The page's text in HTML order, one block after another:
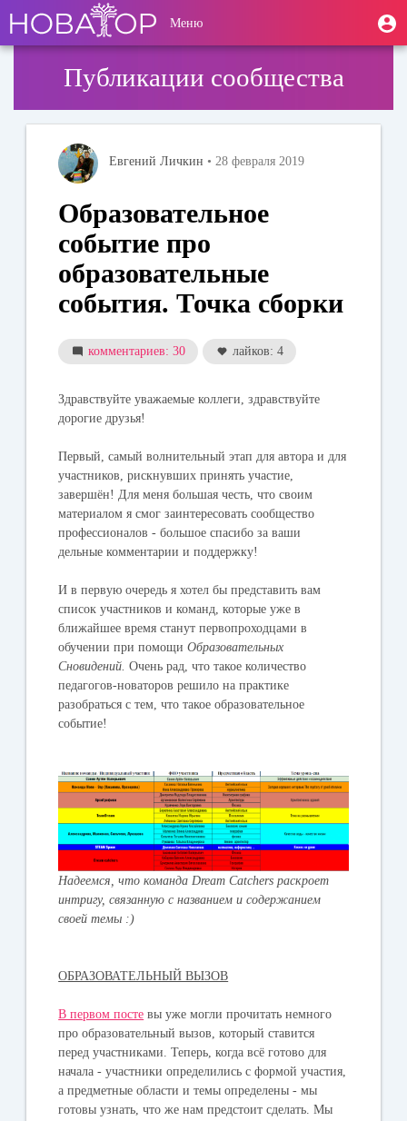
основному
содержанию
User
account
Меню
Публикации сообщества
Евгений Личкин • 28 февраля 2019
Образовательное
событие про
образовательные
события. Точка сборки
комментариев: 30 лайков: 4
Здравствуйте уважаемые коллеги, здравствуйте
дорогие друзья!
Первый, самый волнительный этап для автора и для
участников, рискнувших принять участие,
завершён! Для меня большая честь, что своим
материалом я смог заинтересовать сообщество
профессионалов - большое спасибо за ваши
дельные комментарии и поддержку!
И в первую очередь я хотел бы представить вам
список участников и команд, которые уже в
ближайшее время станут первопроходцами в
обучении при помощиОбразовательных
Сновидений.Очень рад, что такое количество
педагогов-новаторов решило на практике
разобраться с тем, что такое образовательное
событие!
Надеемся, что команда Dream Catchers раскроет
интригу, связанную с названием и содержанием
своей темы :)
ОБРАЗОВАТЕЛЬНЫЙ ВЫЗОВ
В первом посте вы уже могли прочитать немного
про образовательный вызов, который ставится
перед участниками. Теперь, когда всё готово для
начала - участники определились с формой участия,
а предметные области и темы определены - мы
готовы узнать, что же нам предстоит сделать. Мы